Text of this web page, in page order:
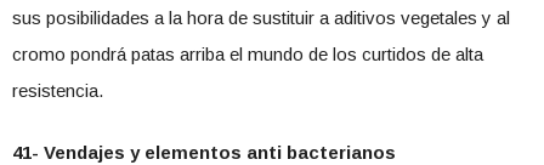
sus posibilidades a la hora de sustituir a aditivos vegetales y al
cromo pondrá patas arriba el mundo de los curtidos de alta
resistencia.
41- Vendajes y elementos anti bacterianos